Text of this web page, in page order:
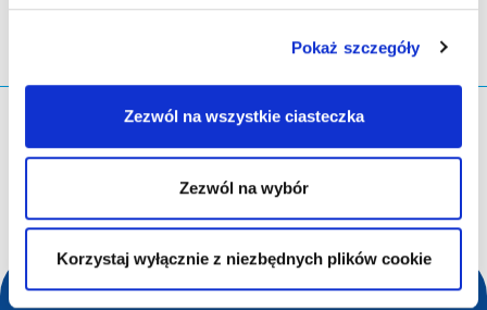
Pokaż szczegóły
Zezwól na wszystkie ciasteczka
Zezwól na wybór
Korzystaj wyłącznie z niezbędnych plików cookie
Czego szukasz?
Zapytanie wyszukiwania